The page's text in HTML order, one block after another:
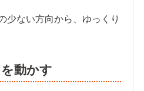
少ない方向から、ゆっくり
動かす